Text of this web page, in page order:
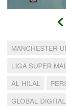
MANCHESTER
LIGA SUPER
AL HILAL
GLOBAL